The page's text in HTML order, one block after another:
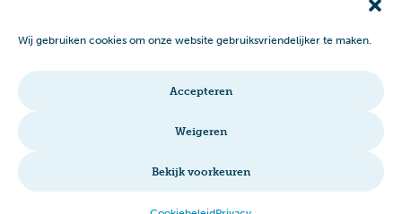
Wij gebruiken cookies om onze website gebruiksvriendelijker te maken.
Accepteren
Weigeren
Bekijk voorkeuren
Intranet
© 2026 S&L Zorg